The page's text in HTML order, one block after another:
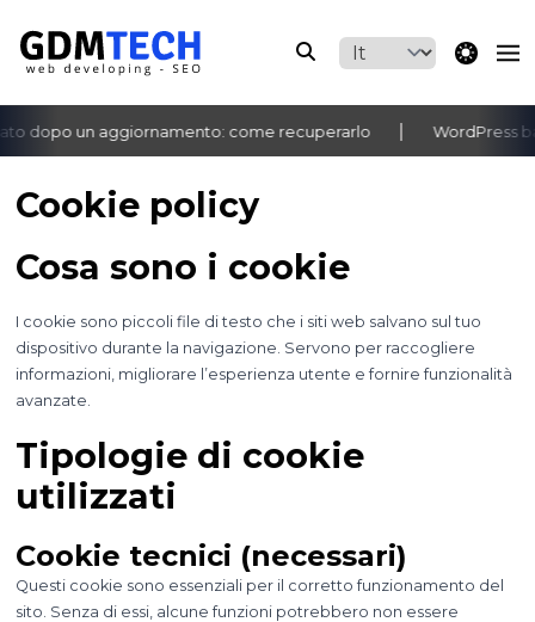
theme
dopo un aggiornamento: come recuperarlo WordPress
‹ ›
Cookie policy
Cosa sono i cookie
I cookie sono piccoli file di testo che i siti web salvano sul tuo
dispositivo durante la navigazione. Servono per raccogliere
informazioni, migliorare l’esperienza utente e fornire funzionalità
avanzate.
Tipologie di cookie
utilizzati
Cookie tecnici (necessari)
Questi cookie sono essenziali per il corretto funzionamento del
sito. Senza di essi, alcune funzioni potrebbero non essere